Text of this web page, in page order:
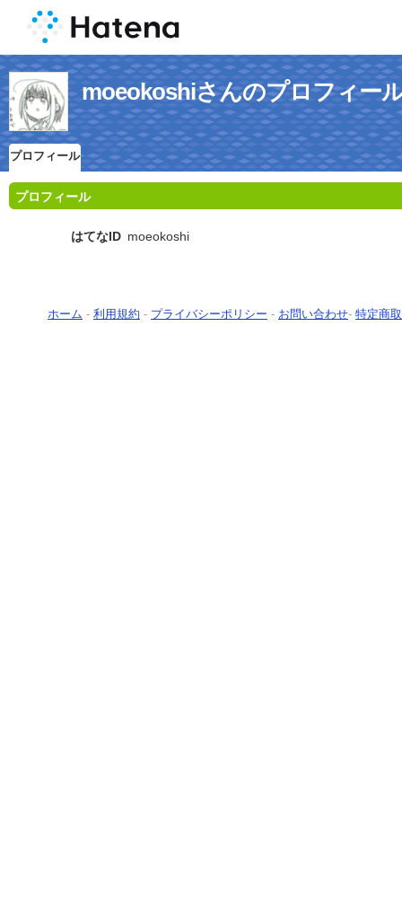
moeokoshiさんのプロフィー
プロフィール
プロフィール
はてなID moeokoshi
ホーム - 利用規約 - プライバシーポリシー - お問い合わせ- 特定商